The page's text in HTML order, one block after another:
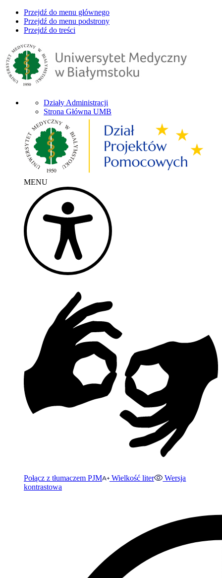
Przejdź do menu głównego
Przejdź do menu podstrony
Przejdź do treści
Działy Administracji
Strona Główna UMB
MENU
Połącz z tłumaczem PJM Wielkość liter
Wersja
kontrastowa